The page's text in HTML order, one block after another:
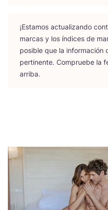
¡Esta­mos actua­li­zan­do
mar­cas y los índi­ces de
posi­ble que la infor­ma­ción
per­ti­nen­te. Com­prue­be la
arriba.